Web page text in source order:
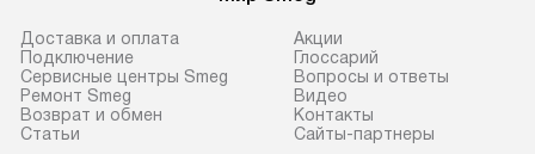
упакованный товар до подъезда.
Если вам необходимо доставить
покупку до двери вашей квартиры
или места установки, пожалуйста,
отдельных
Доставка и оплата
Подключение
Сервисные центры Smeg
Ремонт Smeg
Возврат и обмен
Статьи
Акции
Глоссарий
Вопросы и ответы
Видео
Контакты
Сайты-партнеры